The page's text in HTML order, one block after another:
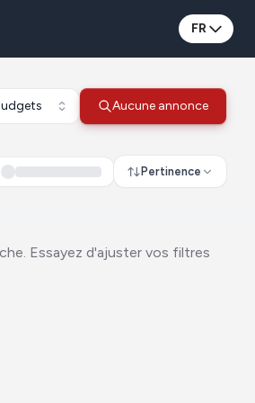
FR
Aucune annonce
Pertinence
Essayez d'ajuster vos filtres